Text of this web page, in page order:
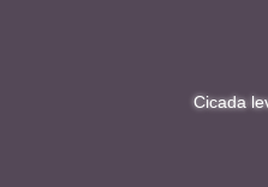
Cicada levanta